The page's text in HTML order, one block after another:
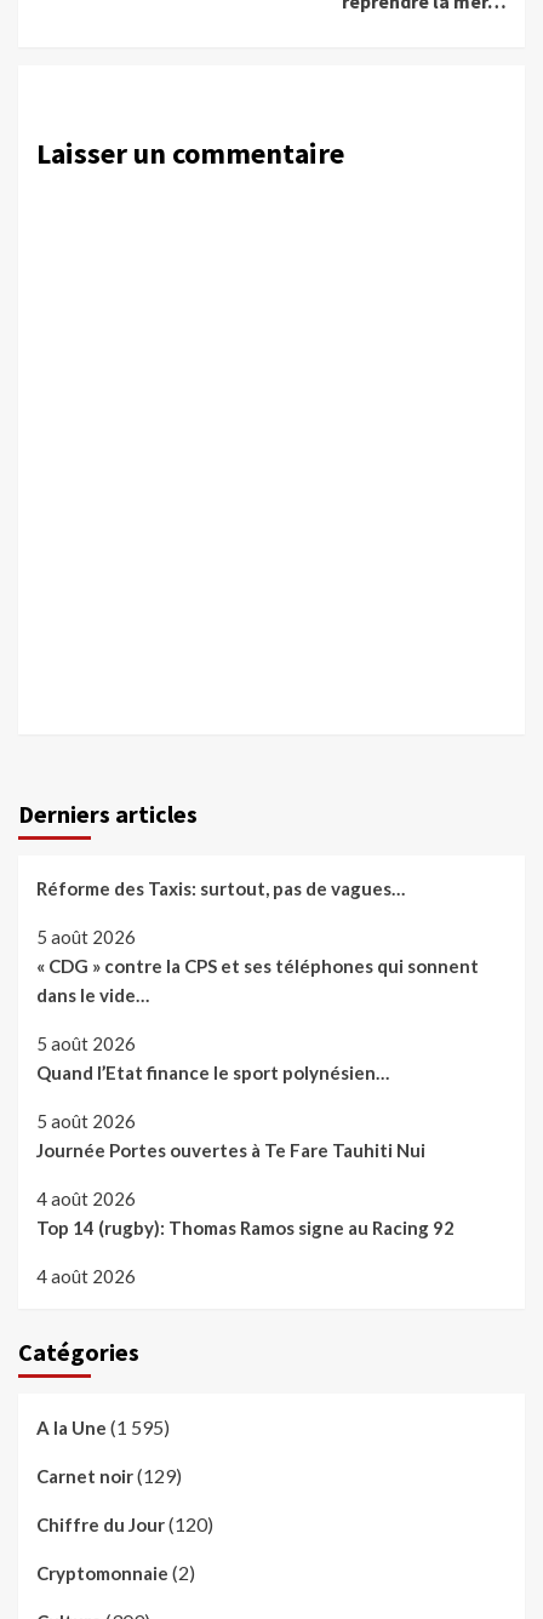
Laisser un commentaire
Derniers articles
Réforme des Taxis: surtout, pas de vagues…
5 août 2026
« CDG » contre la CPS et ses téléphones qui sonnent
dans le vide…
5 août 2026
Quand l’Etat finance le sport polynésien…
5 août 2026
Journée Portes ouvertes à Te Fare Tauhiti Nui
4 août 2026
Top 14 (rugby): Thomas Ramos signe au Racing 92
4 août 2026
Catégories
A la Une (1 595)
Carnet noir(129)
Chiffre du Jour(120)
Cryptomonnaie (2)